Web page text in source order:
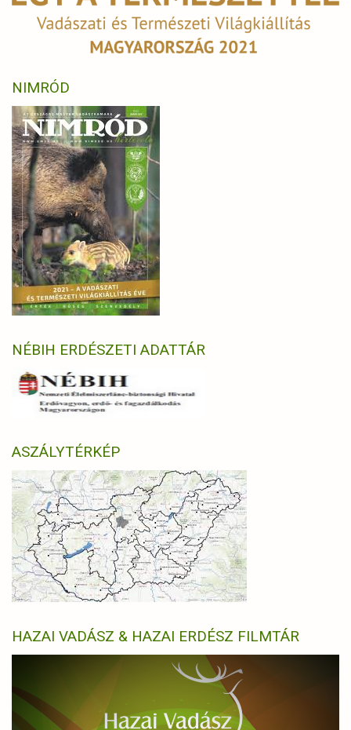
NIMRÓD
NÉBIH ERDÉSZETI ADATTÁR
ASZÁLYTÉRKÉP
HAZAI VADÁSZ & HAZAI ERDÉSZ FILMTÁR